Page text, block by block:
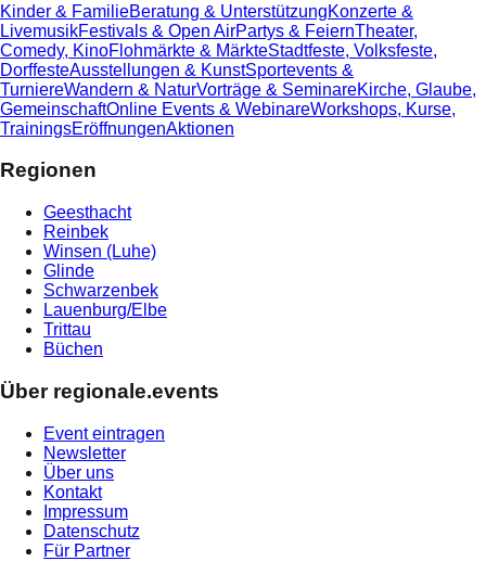
Kinder & FamilieBeratung & UnterstützungKonzerte &
LivemusikFestivals & Open AirPartys & FeiernTheater,
Comedy, KinoFlohmärkte & MärkteStadtfeste, Volksfeste,
DorffesteAusstellungen & KunstSportevents &
TurniereWandern & NaturVorträge & SeminareKirche, Glaube,
GemeinschaftOnline Events & WebinareWorkshops, Kurse,
TrainingsEröffnungenAktionen
Regionen
Geesthacht
Reinbek
Winsen (Luhe)
Glinde
Schwarzenbek
Lauenburg/Elbe
Trittau
Büchen
Über regionale.events
Event eintragen
Newsletter
Über uns
Kontakt
Impressum
Datenschutz
Für Partner